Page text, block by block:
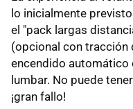
lo inicialmente
el "pack largas
(opcional con tracción
encendido automático
lumbar. No puede
¡gran fallo!